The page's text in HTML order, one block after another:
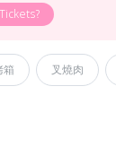
箱 叉燒肉